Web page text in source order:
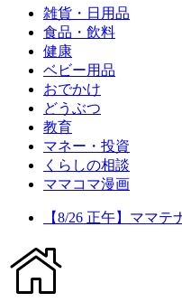
雑貨・日用品
食品・飲料
健康
ベビー用品
おでかけ
どうぶつ
教育
マネー・投資
くらしの相談
ママコマ漫画
【8/26 正午】ママ